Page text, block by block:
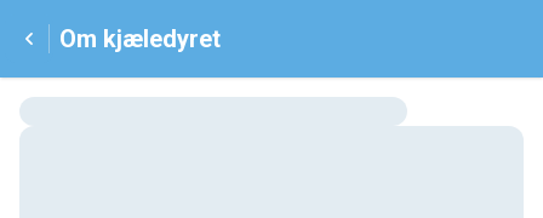
Om kjæledyret